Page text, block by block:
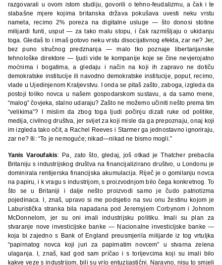
razgovarali u ovom istom studiju, govorili o tehno-feudalizmu, a čak i te
slabašne mjere kojima britanska država pokušava uvesti neku vrstu
nameta, recimo 2% poreza na digitalne usluge — što donosi stotine
milijardi funti, usput — za tako malu stopu, i čak razmišljaju o ukidanju
toga. Gledaš to i imaš gotovo neku vrstu disocijativnog efekta, zar ne? Jer,
bez puno stručnog predznanja — malo tko poznaje libertarijanske
tehnološke direktore — ljudi vide te kompanije koje se čine nevjerojatno
moćnima i bogatima, a gledaju i način na koji ih zapravo ne dotiču
demokratske institucije ili navodno demokratske institucije, poput, recimo,
vlade u Ujedinjenom Kraljevstvu. I onda se pitaš zašto, zaboga, izgleda da
postoji toliko novca u našem gospodarskom sustavu, a da samo mene,
“malog” čovjeka, stalno udaraju? Zašto ne možemo učiniti nešto prema tim
“velikima”? I mislim da zbog toga ljudi počinju dizati ruke od politike,
medija, civilnog društva, jer svijet za koji misle da ga prepoznaju, onaj koji
im izgleda tako očit, a Rachel Reeves i Starmer ga jednostavno ignoriraju,
zar ne? Ili: “To je nemoguće; nikad—nikad ne bismo mogli.”
Yanis Varoufakis: Pa, zato što, gledaj, još otkad je Thatcher prebacila
Britaniju s industrijskog društva na financijalizirano društvo, u Londonu je
dominirala rentijerska financijska akumulacija. Riječ je o gomilanju novca
na papiru, i k vragu s industrijom, s proizvodnjom bilo čega konkretnog. To
što se u Britaniji i dalje nešto proizvodi samo je čudo patriotizma
pojedinaca. I, znaš, upravo si me podsjetio na svu onu žestinu kojom je
Laburistička stranka bila napadana pod Jeremyjem Corbynom i Johnom
McDonnelom, jer su oni imali industrijsku politiku. Imali su plan za
stvaranje nove investicijske banke — Nacionalne investicijske banke —
koja bi zajedno s Bank of England preusmjerila milijarde iz tog vrtuljka
“papirnatog novca koji juri za papirnatim novcem” u stvarna zelena
ulaganja. I, znaš, kad god sam pričao i s torijevcima koji su imali bilo
kakve veze s industrijom, bili su vrlo entuzijastični. Naravno, nisu to smjeli